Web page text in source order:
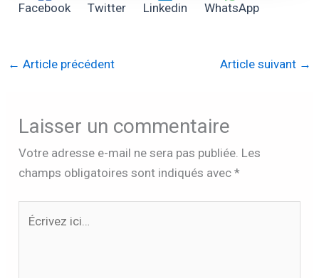
Facebook Twitter Linkedin WhatsApp
← Article précédent Article suivant →
Laisser un commentaire
Votre adresse e-mail ne sera pas publiée. Les
champs obligatoires sont indiqués avec*
ici…